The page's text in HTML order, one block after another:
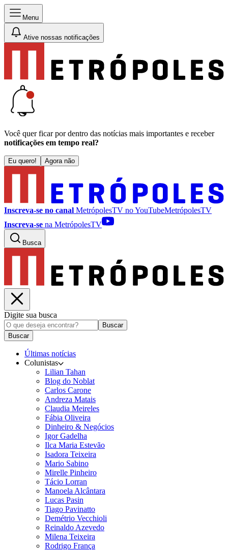
Menu
Ative nossas notificações
Você quer ficar por dentro das notícias mais importantes e receber
notificações em tempo real?
Eu quero! Agora não
Inscreva-se no canal MetrópolesTV noYouTubeMetrópolesTV
Inscreva-se na MetrópolesTV
Busca
Digite sua busca
Buscar
Buscar
Últimas notícias
Colunistas
Lilian Tahan
Blog do Noblat
Carlos Carone
Andreza Matais
Claudia Meireles
Fábia Oliveira
Dinheiro & Negócios
Igor Gadelha
Ilca Maria Estevão
Isadora Teixeira
Mario Sabino
Mirelle Pinheiro
Tácio Lorran
Manoela Alcântara
Lucas Pasin
Tiago Pavinatto
Demétrio Vecchioli
Reinaldo Azevedo
Milena Teixeira
Rodrigo França